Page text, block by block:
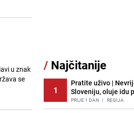
u znak
se
/ Najčitanije
1
Pratite uživo |
Sloveniju, oluje idu
PRIJE 1 DAN | REGIJA